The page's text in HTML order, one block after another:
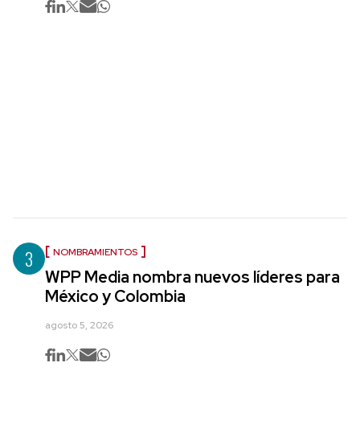
3 NOMBRAMIENTOS
WPP Media nombra nuevos líderes para
México y Colombia
agosto 5, 2026